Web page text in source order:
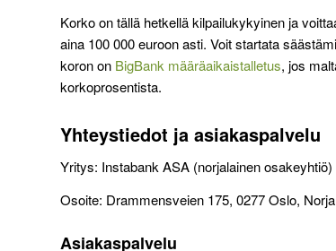
Korko on tällä hetkellä kilpailukykyinen ja
aina 100 000 euroon asti. Voit startata
koron on BigBank määräaikaistalletus, jos
korkoprosentista.
Yhteystiedot ja asiakaspalvelu
Yritys: Instabank ASA (norjalainen osakeyhtiö)
Osoite: Drammensveien 175, 0277 Oslo, Norja
Asiakaspalvelu